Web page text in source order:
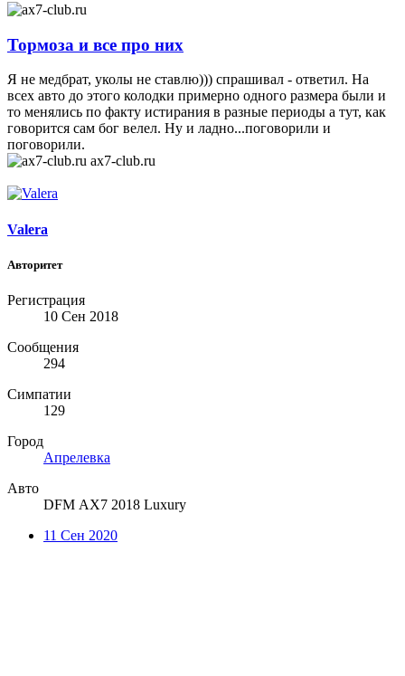
Тормоза и все про них
Я не медбрат, уколы не ставлю))) спрашивал - ответил. На
всех авто до этого колодки примерно одного размера были и
то менялись по факту истирания в разные периоды а тут, как
говорится сам бог велел. Ну и ладно...поговорили и
поговорили.
ax7-club.ru
Valera
Авторитет
Регистрация
10 Сен 2018
Сообщения
294
Симпатии
129
Город
Апрелевка
Авто
DFM АX7 2018 Luxury
11 Сен 2020